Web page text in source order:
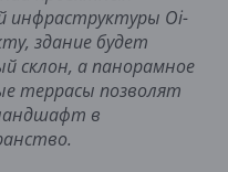
инфраструктуры Oi-
здание будет
склон, а панорамное
террасы позволят
в